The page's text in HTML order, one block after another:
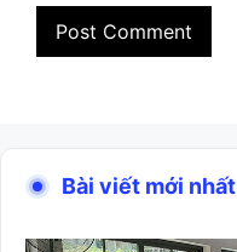
Bài viết mới nhất